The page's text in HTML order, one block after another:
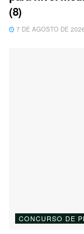
(8)
7 DE AGOSTO DE
CONCURSO DE